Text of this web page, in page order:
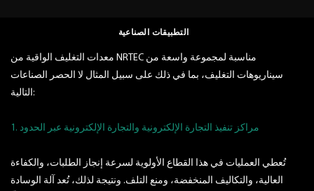
التطبيقات الصناعية
معدات التغليف الواقية من NRTEC مناسبة لمجموعة واسعة من
سيناريوهات التغليف، بما في ذلك على سبيل المثال لا الحصر الصناعات
التالية:
1. مراكز تنفيذ التجارة الإلكترونية والتجارة الإلكترونية عبر الحدود
تُعطي العمليات في هذا القطاع الأولوية لسرعة إنجاز الطلبات، والكفاءة
العالية، والتكاليف المنخفضة، ومنع التلف. ونتيجة لذلك، تُعد آلة الوسادة